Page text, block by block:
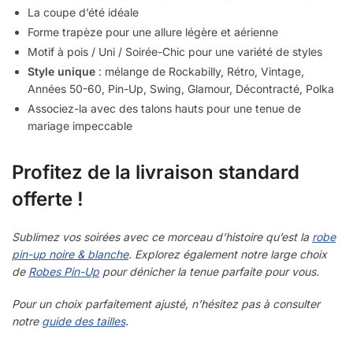
La coupe d’été idéale
Forme trapèze pour une allure légère et aérienne
Motif à pois / Uni / Soirée-Chic pour une variété de styles
Style unique : mélange de Rockabilly, Rétro, Vintage,
Années 50-60, Pin-Up, Swing, Glamour, Décontracté, Polka
Associez-la avec des talons hauts pour une tenue de
mariage impeccable
Profitez de la livraison standard
offerte !
Sublimez vos soirées avec ce morceau d’histoire qu’est la robe
pin-up noire & blanche. Explorez également notre large choix
de Robes Pin-Up pour dénicher la tenue parfaite pour vous.
Pour un choix parfaitement ajusté, n’hésitez pas à consulter
notre guide des tailles.